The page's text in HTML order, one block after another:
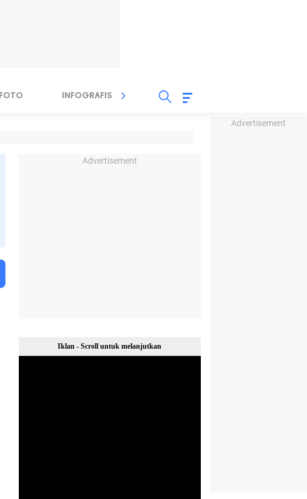
Advertisement
FOTO INFOGRAFIS TV STREAMING
Advertisement
Iklan - Scroll untuk melanjutkan